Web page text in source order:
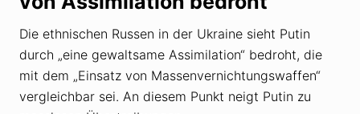
Die ethnischen Russen in der Ukraine sieht Putin
durch „eine gewaltsame Assimilation“ bedroht, die
mit dem „Einsatz von Massenvernichtungswaffen“
vergleichbar sei. An diesem Punkt neigt Putin zu